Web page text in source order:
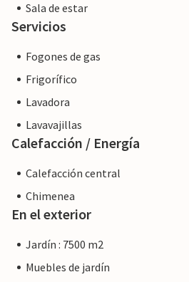
Sala de estar
Servicios
Fogones de gas
Frigorífico
Lavadora
Lavavajillas
Calefacción / Energía
Calefacción central
Chimenea
En el exterior
Jardín : 7500 m2
Muebles de jardín